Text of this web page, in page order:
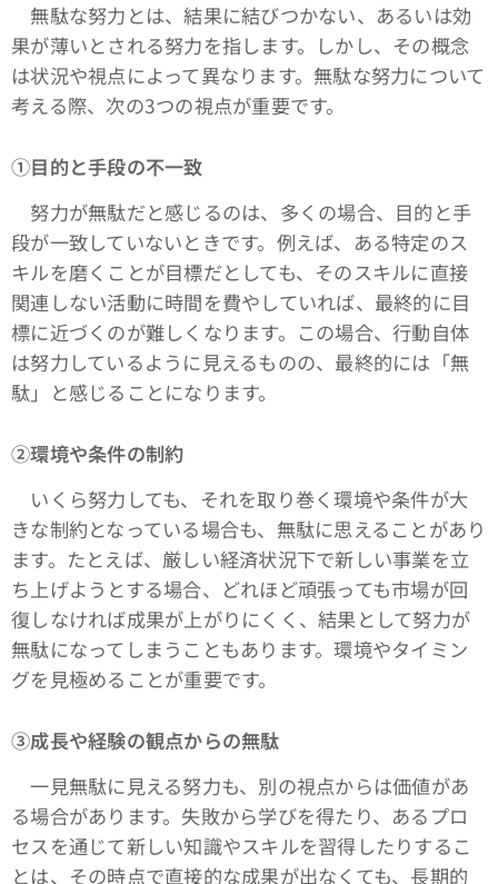
無駄な努力とは、結果に結びつかない、あるいは効
果が薄いとされる努力を指します。しかし、その概念
は状況や視点によって異なります。無駄な努力について
考える際、次の3つの視点が重要です。
①目的と手段の不一致
努力が無駄だと感じるのは、多くの場合、目的と手
段が一致していないときです。例えば、ある特定のス
キルを磨くことが目標だとしても、そのスキルに直接
関連しない活動に時間を費やしていれば、最終的に目
標に近づくのが難しくなります。この場合、行動自体
は努力しているように見えるものの、最終的には「無
駄」と感じることになります。
➁環境や条件の制約
いくら努力しても、それを取り巻く環境や条件が大
きな制約となっている場合も、無駄に思えることがあり
ます。たとえば、厳しい経済状況下で新しい事業を立
ち上げようとする場合、どれほど頑張っても市場が回
復しなければ成果が上がりにくく、結果として努力が
無駄になってしまうこともあります。環境やタイミン
グを見極めることが重要です。
③成長や経験の観点からの無駄
一見無駄に見える努力も、別の視点からは価値があ
る場合があります。失敗から学びを得たり、あるプロ
セスを通じて新しい知識やスキルを習得したりするこ
とは、その時点で直接的な成果が出なくても、長期的